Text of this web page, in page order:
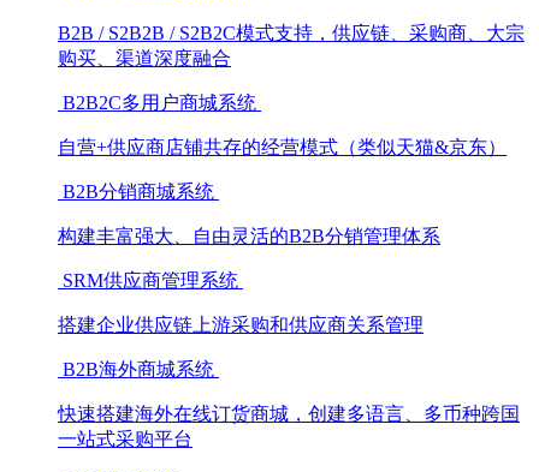
B2B / S2B2B / S2B2C模式支持，供应链、采购商、大宗
购买、渠道深度融合
B2B2C多用户商城系统
自营+供应商店铺共存的经营模式（类似天猫&京东）
B2B分销商城系统
构建丰富强大、自由灵活的B2B分销管理体系
SRM供应商管理系统
搭建企业供应链上游采购和供应商关系管理
B2B海外商城系统
快速搭建海外在线订货商城，创建多语言、多币种跨国
一站式采购平台